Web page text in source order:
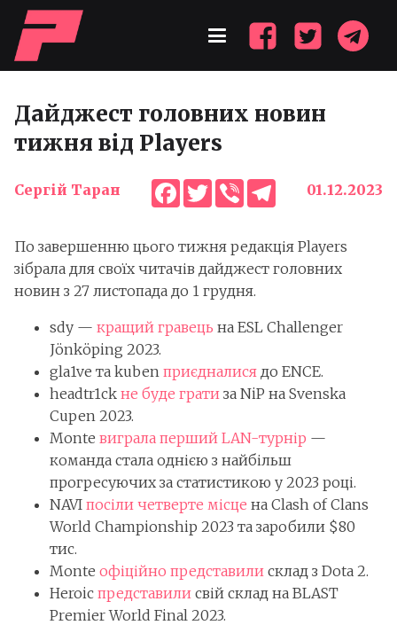
Дайджест головних новин
тижня від Players
Сергій Таран Facebook
TwitterViber Telegram
01.12.2023
По завершенню цього тижня редакція Players
зібрала для своїх читачів дайджест головних
новин з 27 листопада до 1 грудня.
sdy — кращий гравець на ESL Challenger
Jönköping 2023.
gla1ve та kuben приєдналися до ENCE.
headtr1ck не буде грати за NiP на Svenska
Cupen 2023.
Monte виграла перший LAN-турнір —
команда стала однією з найбільш
прогресуючих за статистикою у 2023 році.
NAVI посіли четверте місце на Clash of Clans
World Championship 2023 та заробили $80
тис.
Monte офіційно представили склад з Dota 2.
Heroic представили свій склад на BLAST
Premier World Final 2023.